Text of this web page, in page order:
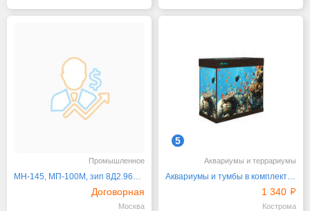
Промышленное
МН-145, МП-100М, зип 8Д2.966.036-8
Договорная
Москва
5
Аквариумы и террариумы
Аквариумы и тумбы в комплекте и по отдельности
1 340
Кострома